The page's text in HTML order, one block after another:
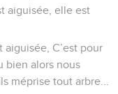
aiguisée, elle est
aiguisée, C’est pour
bien alors nous
méprise tout arbre...